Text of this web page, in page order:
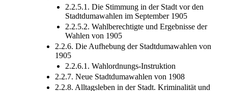
2.2.5. Stadtdumawahlen von 1905
2.2.5.1. Die Stimmung in der Stadt vor den
Stadtdumawahlen im September 1905
2.2.5.2. Wahlberechtigte und Ergebnisse der
Wahlen von 1905
2.2.6. Die Aufhebung der Stadtdumawahlen von
1905
2.2.6.1. Wahlordnungs-Instruktion
2.2.7. Neue Stadtdumawahlen von 1908